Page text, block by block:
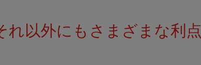
以外にもさまざまな利点